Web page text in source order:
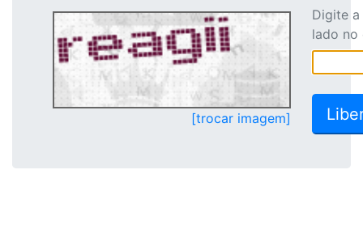
[trocar imagem]
Digite
lado no